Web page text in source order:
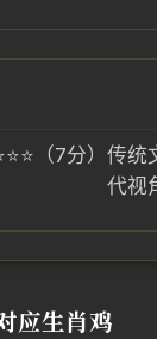
（7分）传
代视
应生肖鸡